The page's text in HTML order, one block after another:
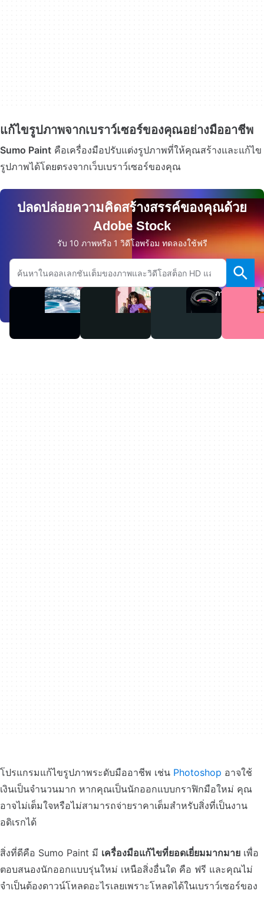
แก้ไขรูปภาพจากเบราว์เซอร์ของคุณอย่างมืออาชีพ
Sumo Paint คือเครื่องมือปรับแต่งรูปภาพที่ให้คุณสร้างและแก้ไข
รูปภาพได้โดยตรงจากเว็บเบราว์เซอร์ของคุณ
ปลดปล่อยความคิดสร้างสรรค์ของคุณด้วย
Adobe Stock
รับ 10 ภาพหรือ 1 วิดีโอพร้อม ทดลองใช้ฟรี
ค้นหาเว็บไซต์ Adobe.com
วิดีโอ เสียง ภาพ
โปรแกรมแก้ไขรูปภาพระดับมืออาชีพ เช่น Photoshop อาจใช้
เงินเป็นจำนวนมาก หากคุณเป็นนักออกแบบกราฟิกมือใหม่ คุณ
อาจไม่เต็มใจหรือไม่สามารถจ่ายราคาเต็มสำหรับสิ่งที่เป็นงาน
อดิเรกได้
สิ่งที่ดีคือ Sumo Paint มี เครื่องมือแก้ไขที่ยอดเยี่ยมมากมาย เพื่อ
ตอบสนองนักออกแบบรุ่นใหม่ เหนือสิ่งอื่นใด คือ ฟรี และคุณไม่
จำเป็นต้องดาวน์โหลดอะไรเลยเพราะโหลดได้ในเบราว์เซอร์ของ